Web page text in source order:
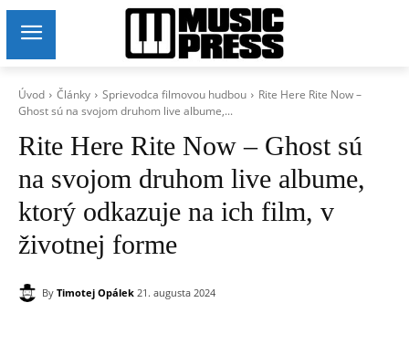
Úvod Články Sprievodca filmovou hudbou
Rite Here Rite Now –
Ghost sú na svojom druhom live albume,...
Rite Here Rite Now – Ghost sú
na svojom druhom live albume,
ktorý odkazuje na ich film, v
životnej forme
By Timotej Opálek 21. augusta 2024